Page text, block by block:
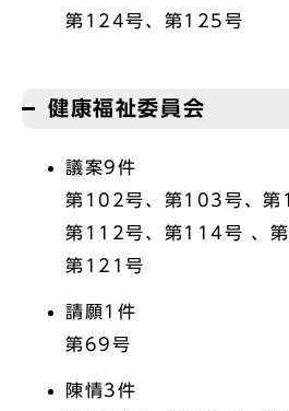
第124号、第125号
健康福祉委員会
議案9件
第102号、第103号、第
第112号、第114号 、
第121号
請願1件
第69号
陳情3件